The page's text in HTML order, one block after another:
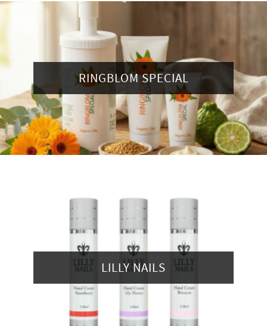
RINGBLOM SPECIAL
LILLY NAILS